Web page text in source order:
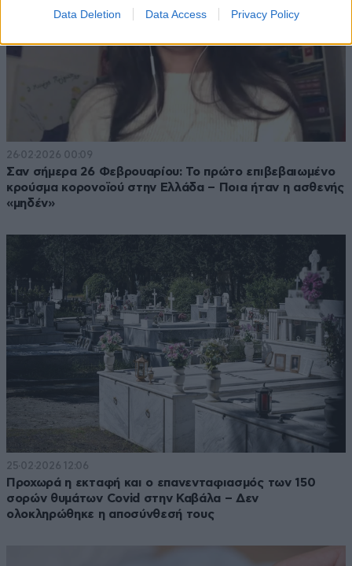
Data Deletion Data Access Privacy Policy
26·02·2026 00:09
Σαν σήμερα 26 Φεβρουαρίου: Το πρώτο επιβεβαιωμένο
κρούσμα κορονοϊού στην Ελλάδα – Ποια ήταν η ασθενής
«μηδέν»
25·02·2026 12:06
Προχωρά η εκταφή και ο επανενταφιασμός των 150
σορών θυμάτων Covid στην Καβάλα – Δεν
ολοκληρώθηκε η αποσύνθεσή τους